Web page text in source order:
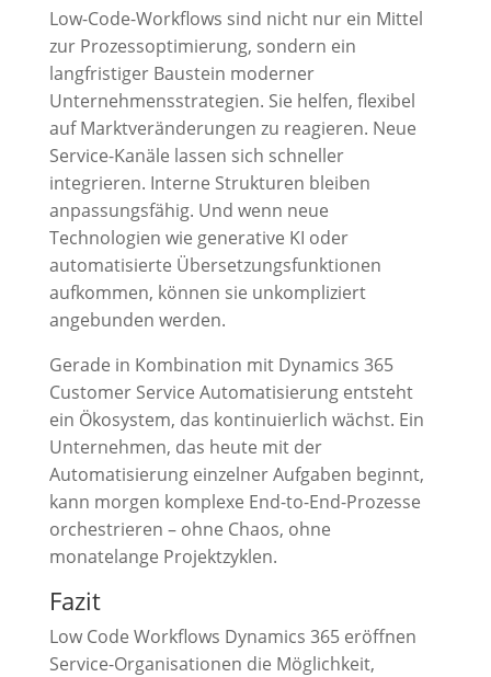
Low-Code-Workflows sind nicht nur ein Mittel
zur Prozessoptimierung, sondern ein
langfristiger Baustein moderner
Unternehmensstrategien. Sie helfen, flexibel
auf Marktveränderungen zu reagieren. Neue
Service-Kanäle lassen sich schneller
integrieren. Interne Strukturen bleiben
anpassungsfähig. Und wenn neue
Technologien wie generative KI oder
automatisierte Übersetzungsfunktionen
aufkommen, können sie unkompliziert
angebunden werden.
Gerade in Kombination mit Dynamics 365
Customer Service Automatisierung entsteht
ein Ökosystem, das kontinuierlich wächst. Ein
Unternehmen, das heute mit der
Automatisierung einzelner Aufgaben beginnt,
kann morgen komplexe End-to-End-Prozesse
orchestrieren – ohne Chaos, ohne
monatelange Projektzyklen.
Fazit
Low Code Workflows Dynamics 365 eröffnen
Service-Organisationen die Möglichkeit,